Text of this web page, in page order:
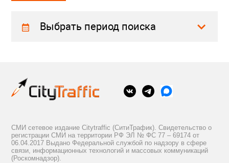
Выбрать период поиска
СМИ сетевое издание Citytraffic (СитиТрафик). Свидетельство о
регистрации СМИ на территории РФ ЭЛ № ФС 77 – 69174 от
06.04.2017 Выдано Федеральной службой по надзору в сфере
связи, информационных технологий и массовых коммуникаций
(Роскомнадзор).